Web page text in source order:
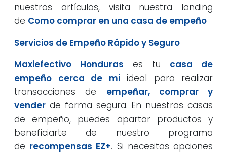
nuestros artículos, visita nuestra landing
de Como comprar en una casa de empeño
Servicios de Empeño Rápido y Seguro
Maxiefectivo Honduras es tu casa de
empeño cerca de miideal para realizar
transacciones de empeñar, comprar y
vender de forma segura. En nuestras casas
de empeño, puedes apartar productos y
beneficiarte de nuestro programa
de recompensas EZ+. Si necesitas opciones